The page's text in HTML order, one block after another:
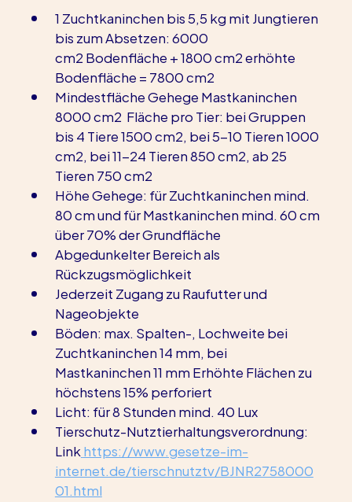
1 Zuchtkaninchen bis 5,5 kg mit Jungtieren
bis zum Absetzen: 6000
cm2 Bodenfläche + 1800 cm2 erhöhte
Bodenfläche = 7800 cm2
Mindestfläche Gehege Mastkaninchen
8000 cm2  Fläche pro Tier: bei Gruppen
bis 4 Tiere 1500 cm2, bei 5-10 Tieren 1000
cm2, bei 11-24 Tieren 850 cm2, ab 25
Tieren 750 cm2
Höhe Gehege: für Zuchtkaninchen mind.
80 cm und für Mastkaninchen mind. 60 cm
über 70% der Grundfläche
Abgedunkelter Bereich als
Rückzugsmöglichkeit
Jederzeit Zugang zu Raufutter und
Nageobjekte
Böden: max. Spalten-, Lochweite bei
Zuchtkaninchen 14 mm, bei
Mastkaninchen 11 mm Erhöhte Flächen zu
höchstens 15% perforiert
Licht: für 8 Stunden mind. 40 Lux
Tierschutz-Nutztierhaltungsverordnung:
Linkhttps://www.gesetze-im-
internet.de/tierschnutztv/BJNR2758000
01.html